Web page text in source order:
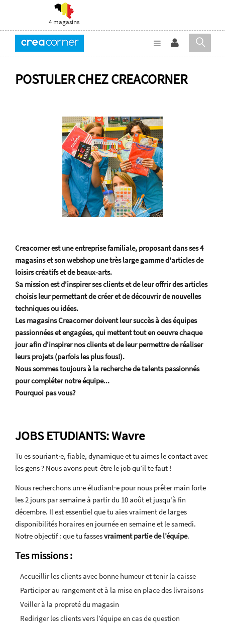
4 magasins
POSTULER CHEZ CREACORNER
Creacorner est une entreprise familiale, proposant dans ses 4
magasins et son webshop une très large gamme d'articles de
loisirs créatifs et de beaux-arts.
Sa mission est d'inspirer ses clients et de leur offrir des articles
choisis leur permettant de créer et de découvrir de nouvelles
techniques ou idées.
Les magasins Creacorner doivent leur succès à des équipes
passionnées et engagées, qui mettent tout en oeuvre chaque
jour afin d'inspirer nos clients et de leur permettre de réaliser
leurs projets (parfois les plus fous!).
Nous sommes toujours à la recherche de talents passionnés
pour compléter notre équipe...
Pourquoi pas vous?
JOBS ETUDIANTS: Wavre
Tu es souriant·e, fiable, dynamique et tu aimes le contact avec
les gens ? Nous avons peut-être le job qu’il te faut !
Nous recherchons un·e étudiant·e pour nous prêter main forte
les 2 jours par semaine à partir du 10 août et jusqu'à fin
décembre. Il est essentiel que tu aies vraiment de larges
disponibilités horaires en journée en semaine et le samedi.
Notre objectif : que tu fassesvraiment partie de l’équipe.
Tes missions :
Accueillir les clients avec bonne humeur et tenir la caisse
Participer au rangement et à la mise en place des livraisons
Veiller à la propreté du magasin
Rediriger les clients vers l’équipe en cas de question